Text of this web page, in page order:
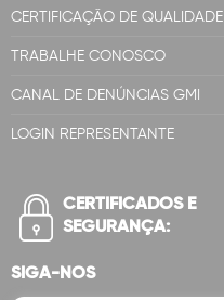
CERTIFICAÇÃO DE QUALIDADE
TRABALHE CONOSCO
CANAL DE DENÚNCIAS GMI
LOGIN REPRESENTANTE
CERTIFICADOS E
SEGURANÇA:
SIGA-NOS